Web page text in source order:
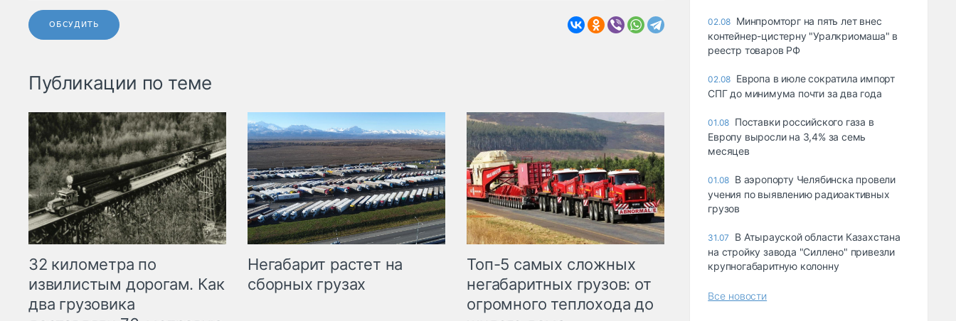
ОБСУДИТЬ
Публикации по теме
32 километра по
извилистым дорогам. Как
два грузовика
Негабарит растет на
сборных грузах
Топ-5 самых сложных
негабаритных грузов: от
огромного теплохода до
02.08 Минпромторг на пять лет внес
контейнер-цистерну "Уралкриомаша" в
реестр товаров РФ
02.08 Европа в июле сократила импорт
СПГ до минимума почти за два года
01.08 Поставки российского газа в
Европу выросли на 3,4% за семь
месяцев
01.08 В аэропорту Челябинска провели
учения по выявлению радиоактивных
грузов
31.07
В Атырауской области Казахстана
на стройку завода "Силлено" привезли
крупногабаритную колонну
Все новости